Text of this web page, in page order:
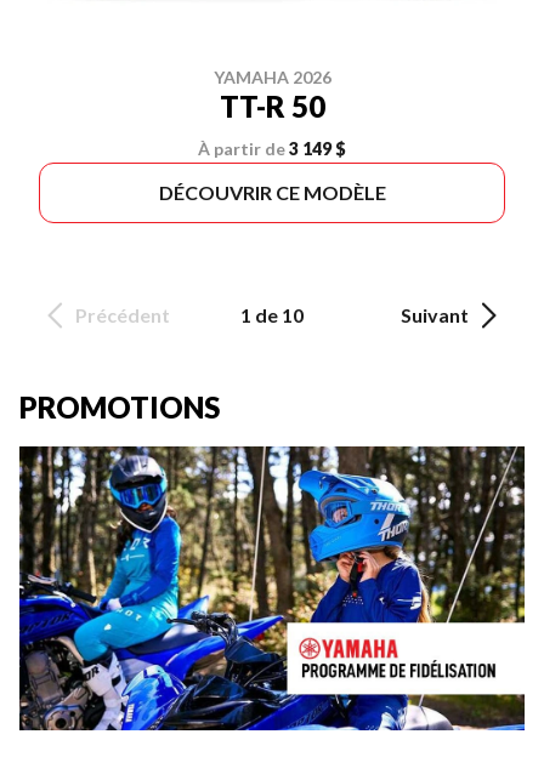
YAMAHA 2026
TT-R 50
À partir de3 149 $
DÉCOUVRIR CE MODÈLE
Précédent 1 de 10 Suivant
PROMOTIONS